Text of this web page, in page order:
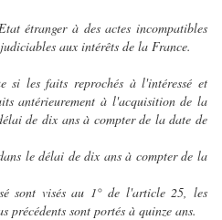
étranger à des actes incompatibles
aux intérêts de la France.
si les faits reprochés à l'intéressé et
antérieurement à l'acquisition de la
de dix ans à compter de la date de
le délai de dix ans à compter de la
sont visés au 1° de l'article 25, les
précédents sont portés à quinze ans.